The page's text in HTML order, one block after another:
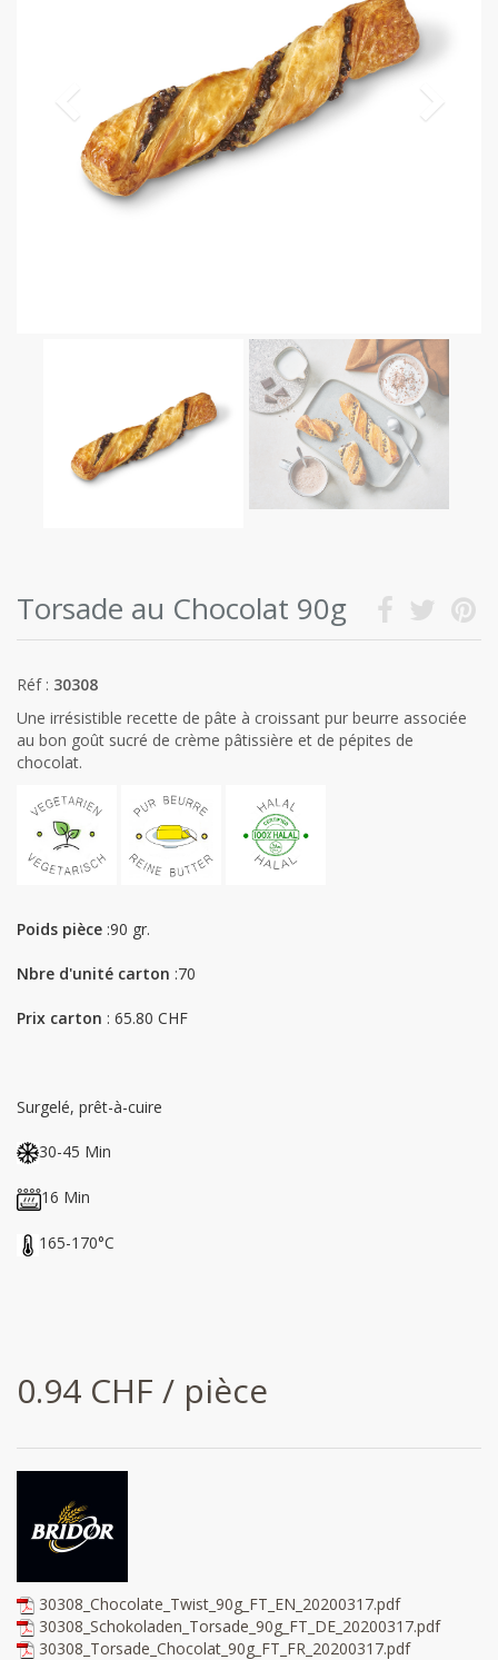
Torsade au Chocolat 90g
Réf : 30308
Une irrésistible recette de pâte à croissant pur beurre associée
au bon goût sucré de crème pâtissière et de pépites de
chocolat.
Poids pièce :90 gr.
Nbre d'unité carton :70
Prix carton : 65.80 CHF
Surgelé, prêt-à-cuire
30-45 Min
16 Min
165-170°C
0.94 CHF / pièce
30308_Chocolate_Twist_90g_FT_EN_20200317.pdf
30308_Schokoladen_Torsade_90g_FT_DE_20200317.pdf
30308_Torsade_Chocolat_90g_FT_FR_20200317.pdf